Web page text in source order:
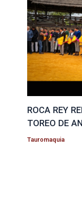
ROCA REY
TOREO DE
Tauromaquia